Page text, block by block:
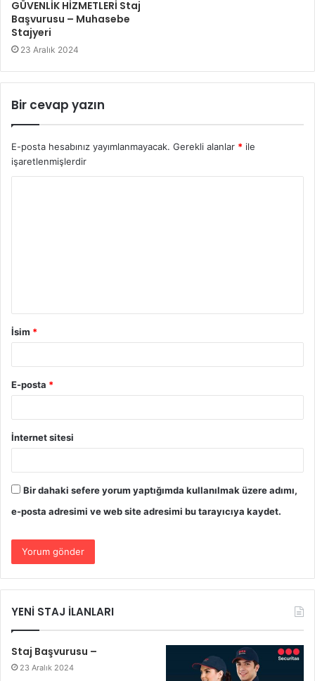
GÜVENLİK HİZMETLERİ Staj
Başvurusu – Muhasebe
Stajyeri
23 Aralık 2024
Bir cevap yazın
E-posta hesabınız yayımlanmayacak. Gerekli alanlar * ile
işaretlenmişlerdir
İsim *
E-posta *
İnternet sitesi
Bir dahaki sefere yorum yaptığımda kullanılmak üzere adımı,
e-posta adresimi ve web site adresimi bu tarayıcıya kaydet.
YENİ STAJ İLANLARI
Staj Başvurusu –
23 Aralık 2024